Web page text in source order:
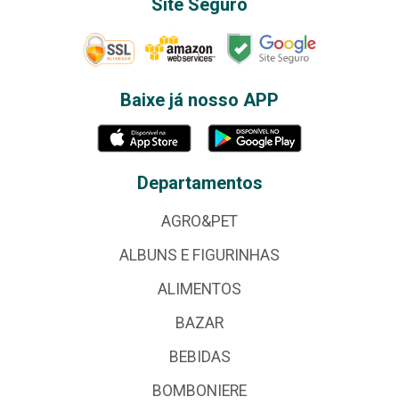
Baixe já nosso APP
Departamentos
AGRO&PET
ALBUNS E FIGURINHAS
ALIMENTOS
BAZAR
BEBIDAS
BOMBONIERE